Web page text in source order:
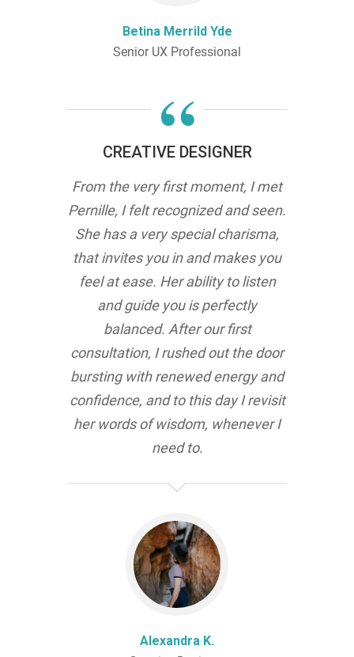
Betina Merrild Yde
Senior UX Professional
“
CREATIVE DESIGNER
From the very first moment, I met
Pernille, I felt recognized and seen.
She has a very special charisma,
that invites you in and makes you
feel at ease. Her ability to listen
and guide you is perfectly
balanced. After our first
consultation, I rushed out the door
bursting with renewed energy and
confidence, and to this day I revisit
her words of wisdom, whenever I
need to.
Alexandra K.